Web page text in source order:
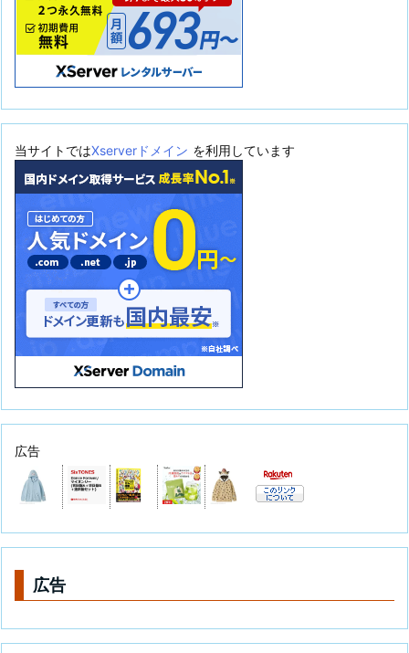
当サイトではXserverドメイン を利用しています
広告
広告